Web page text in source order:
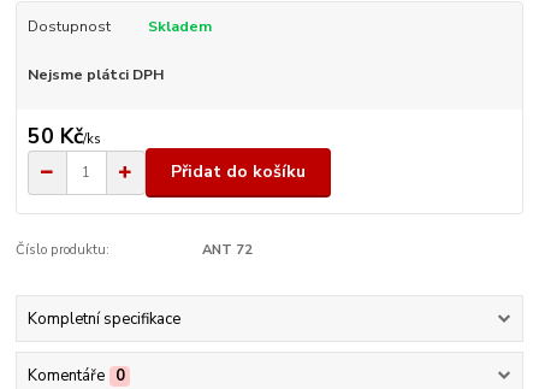
Dostupnost Skladem
Nejsme plátci DPH
50 Kč/ks
Přidat do košíku
Číslo produktu: ANT 72
Kompletní specifikace
Komentáře 0